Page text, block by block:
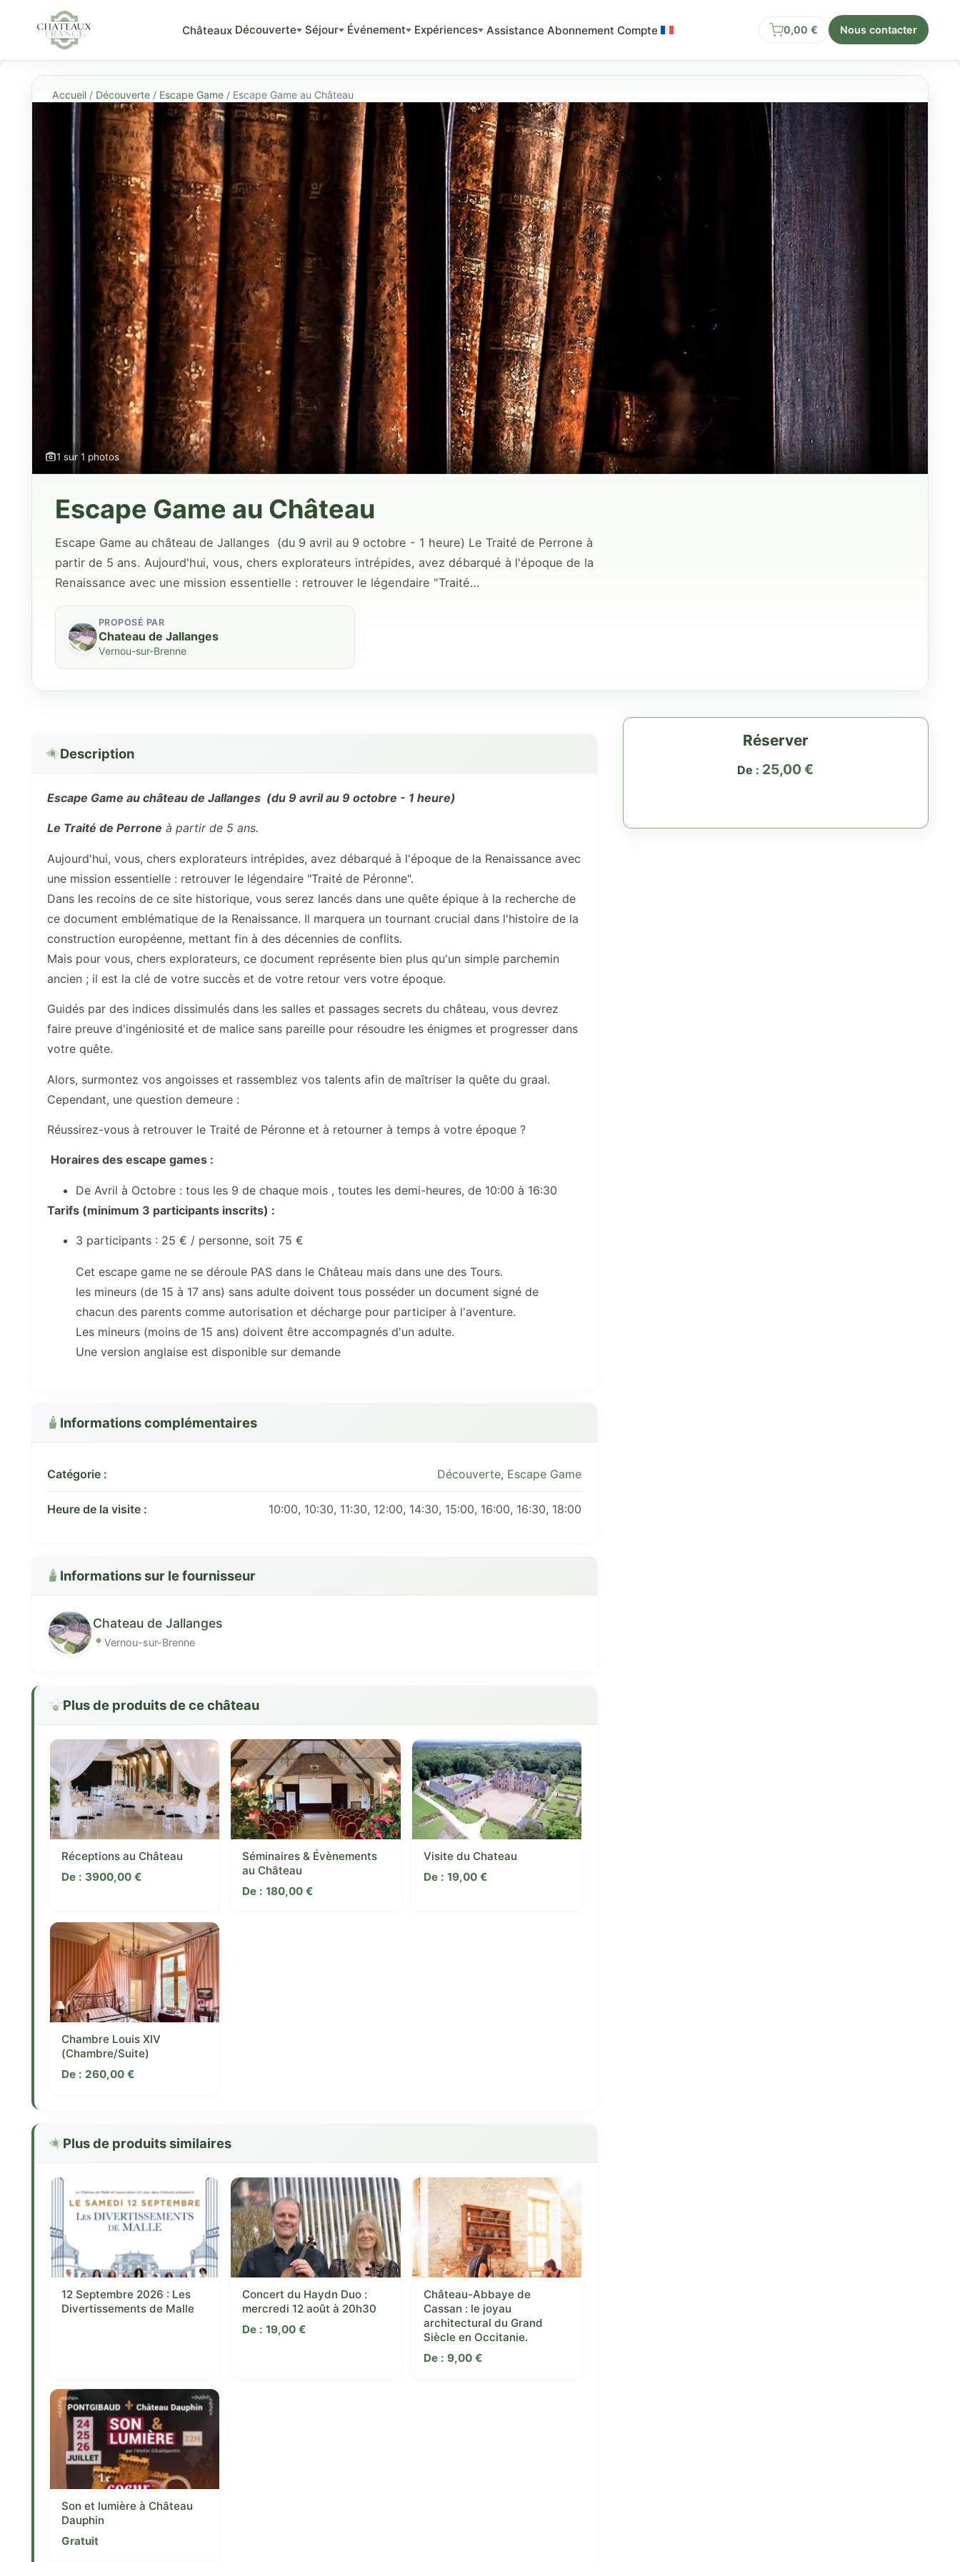
Châteaux Découverte Séjour Événement Expériences Assistance Abonnement Compte 0,00 € Nous contacter
Accueil / Découverte / Escape Game / Escape Game au Château
1 sur 1 photos
Escape Game au Château
Escape Game au château de Jallanges (du 9 avril au 9 octobre - 1 heure) Le Traité de Perrone à
partir de 5 ans. Aujourd'hui, vous, chers explorateurs intrépides, avez débarqué à l'époque de la
Renaissance avec une mission essentielle : retrouver le légendaire "Traité…
PROPOSÉ PAR
Chateau de Jallanges
Vernou-sur-Brenne
Réserver
De : 25,00€
Description
Escape Game au château de Jallanges (du 9 avril au 9 octobre - 1 heure)
Le Traité de Perrone à partir de 5 ans.
Aujourd'hui, vous, chers explorateurs intrépides, avez débarqué à l'époque de la Renaissance avec
une mission essentielle : retrouver le légendaire "Traité de Péronne".​
Dans les recoins de ce site historique, vous serez lancés dans une quête épique à la recherche de
ce document emblématique de la Renaissance. Il marquera un tournant crucial dans l'histoire de la
construction européenne, mettant fin à des décennies de conflits.
Mais pour vous, chers explorateurs, ce document représente bien plus qu'un simple parchemin
ancien ; il est la clé de votre succès et de votre retour vers votre époque.
Guidés par des indices dissimulés dans les salles et passages secrets du château, vous devrez
faire preuve d'ingéniosité et de malice sans pareille pour résoudre les énigmes et progresser dans
votre quête.
Alors, surmontez vos angoisses et rassemblez vos talents afin de maîtriser la quête du graal.
Cependant, une question demeure :
Réussirez-vous à retrouver le Traité de Péronne et à retourner à temps à votre époque ?
Horaires des escape games :
De Avril à Octobre : tous les 9 de chaque mois , toutes les demi-heures, de 10:00 à 16:30
Tarifs (minimum 3 participants inscrits) :
3 participants : 25 € / personne, soit 75 €
Cet escape game ne se déroule PAS dans le Château mais dans une des Tours.
les mineurs (de 15 à 17 ans) sans adulte doivent tous posséder un document signé de
chacun des parents comme autorisation et décharge pour participer à l'aventure.
Les mineurs (moins de 15 ans) doivent être accompagnés d'un adulte.
Une version anglaise est disponible sur demande
Informations complémentaires
Catégorie : Découverte, Escape Game
Heure de la visite : 10:00, 10:30, 11:30, 12:00, 14:30, 15:00, 16:00, 16:30, 18:00
Informations sur le fournisseur
Chateau de Jallanges
Vernou-sur-Brenne
Plus de produits de ce château
Réceptions au Château
De : 3900,00 €
Séminaires & Évènements
au Château
De :180,00€
Visite du Chateau
De : 19,00 €
Chambre Louis XIV
(Chambre/Suite)
De : 260,00 €
Plus de produits similaires
12 Septembre 2026 : Les
Divertissements de Malle
Concert du Haydn Duo :
mercredi 12 août à 20h30
De :19,00€
Château-Abbaye de
Cassan : le joyau
architectural du Grand
Siècle en Occitanie.
De : 9,00 €
Son et lumière à Château
Dauphin
Gratuit